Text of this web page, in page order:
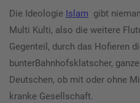
Die Ideologie Islam gibt
Multi Kulti, also die weitere
Gegenteil, durch das Hofieren
bunterBahnhofsklatscher,
Deutschen, ob mit oder ohne
kranke Gesellschaft.